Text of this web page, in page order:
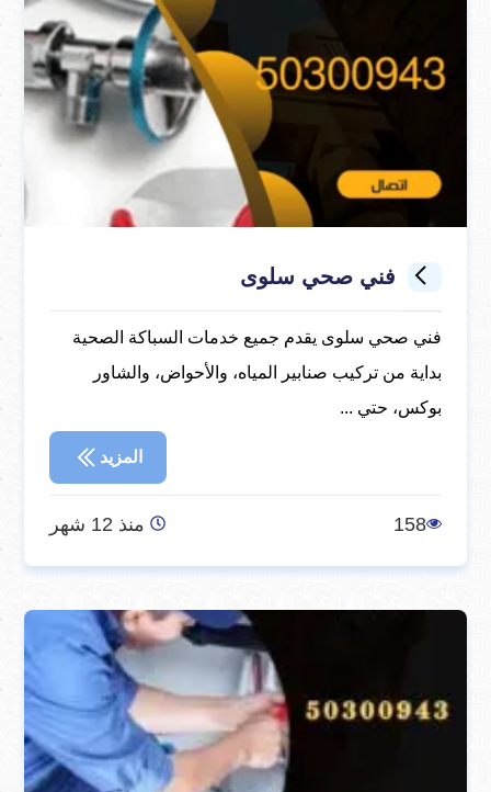
فني صحي سلوى
فني صحي سلوى يقدم جميع خدمات السباكة الصحية
بداية من تركيب صنابير المياه، والأحواض، والشاور
بوكس، حتي ...
المزيد
158 منذ 12 شهر